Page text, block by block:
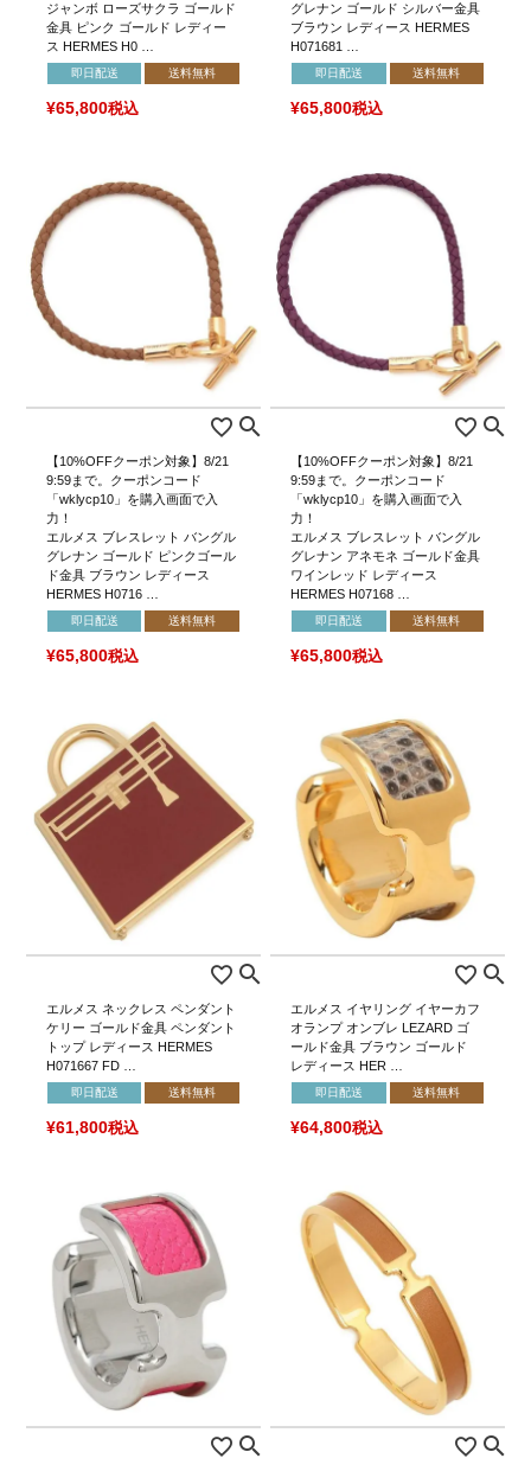
ジャンボ ローズサクラ ゴールド
金具 ピンク ゴールド レディー
ス HERMES H0 …
即日配送 送料無料
¥65,800税込
グレナン ゴールド シルバー金具
ブラウン レディース HERMES
H071681 …
即日配送 送料無料
¥65,800税込
【10%OFFクーポン対象】8/21
9:59まで。クーポンコード
「wklycp10」を購入画面で入
力！
エルメス ブレスレット バングル
グレナン ゴールド ピンクゴール
ド金具 ブラウン レディース
HERMES H0716 …
即日配送 送料無料
¥65,800税込
【10%OFFクーポン対象】8/21
9:59まで。クーポンコード
「wklycp10」を購入画面で入
力！
エルメス ブレスレット バングル
グレナン アネモネ ゴールド金具
ワインレッド レディース
HERMES H07168 …
即日配送 送料無料
¥65,800税込
エルメス ネックレス ペンダント
ケリー ゴールド金具 ペンダント
トップ レディース HERMES
H071667 FD …
即日配送 送料無料
¥61,800税込
エルメス イヤリング イヤーカフ
オランプ オンブレ LEZARD ゴ
ールド金具 ブラウン ゴールド
レディース HER …
即日配送 送料無料
¥64,800税込